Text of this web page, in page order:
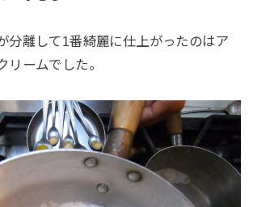
分離して1番綺麗に仕上がったのはア
リームでした。